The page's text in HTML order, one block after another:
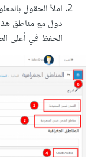
املأ الحقول
دول مع مناطق
الحفظ في أعلى